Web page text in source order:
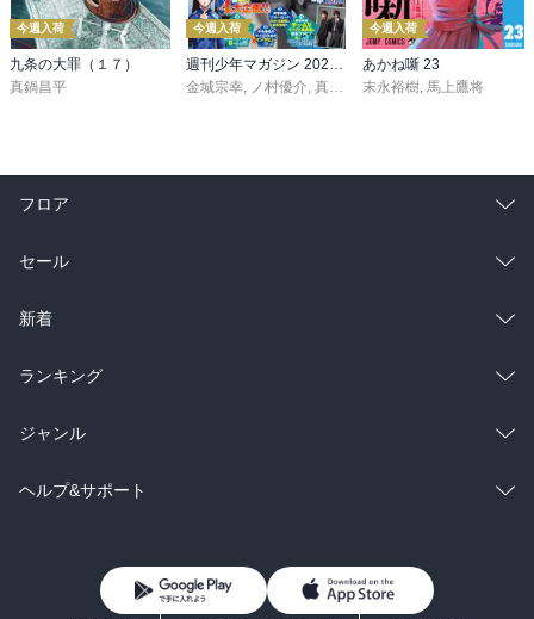
今週入荷
九条の大罪（１７）
真鍋昌平
今週入荷
週刊少年マガジン 2026年36・37号[2026年8月5日発売]
金城宗幸, ノ村優介, 真島ヒロ ,宮島礼吏,新川直司
今週入荷
あかね噺 23
末永裕樹, 馬上鷹将
フロア
総合
ラノベ
雑誌・グラビア
BL・TL
セール
総合
ラノベ
雑誌・グラビア
BL・TL
新着
総合
ラノベ
雑誌・グラビア
ランキング
総合
ラノベ
ジャンル
コミック
ライトノベル 男子向けラノベ
ヘルプ&サポート
よくあるご質問 お問い合わせ